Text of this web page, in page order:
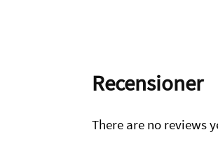
Recensioner
There are no reviews